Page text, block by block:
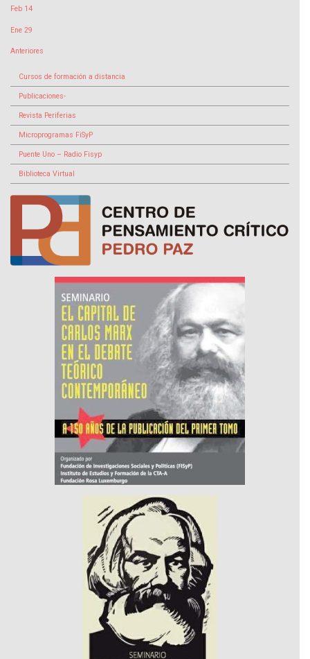
Feb 14
Ene 29
Anteriores
Cursos de formación a distancia
Publicaciones-
Revista Periferias
Microprogramas FiSyP
Puente Uno – Radio Fisyp
Biblioteca Virtual